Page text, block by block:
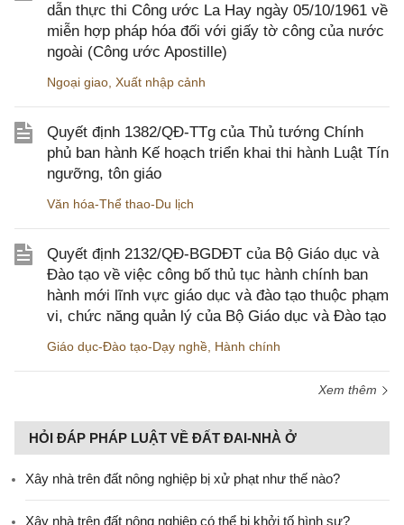
dẫn thực thi Công ước La Hay ngày 05/10/1961 về
miễn hợp pháp hóa đối với giấy tờ công của nước
ngoài (Công ước Apostille)
Ngoại giao Xuất nhập cảnh
Quyết định 1382/QĐ-TTg của Thủ tướng Chính
phủ ban hành Kế hoạch triển khai thi hành Luật Tín
ngưỡng, tôn giáo
Văn hóa-Thể thao-Du lịch
Quyết định 2132/QĐ-BGDĐT của Bộ Giáo dục và
Đào tạo về việc công bố thủ tục hành chính ban
hành mới lĩnh vực giáo dục và đào tạo thuộc phạm
vi, chức năng quản lý của Bộ Giáo dục và Đào tạo
Giáo dục-Đào tạo-Dạy nghề Hành chính
Xem thêm
HỎI ĐÁP PHÁP LUẬT VỀ ĐẤT ĐAI-NHÀ Ở
Xây nhà trên đất nông nghiệp bị xử phạt như thế nào?
Xây nhà trên đất nông nghiệp có thể bị khởi tố hình sự?